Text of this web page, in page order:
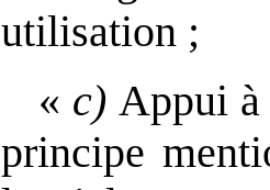
utilisation ;
« c) Appui
principe